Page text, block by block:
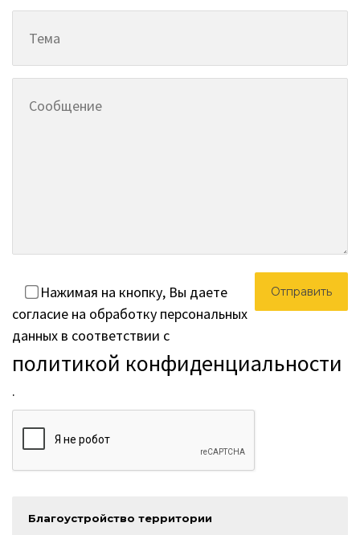
Нажимая на кнопку, Вы даете
согласие на обработку персональных
данных в соответствии с
политикой конфиденциальности
.
Благоустройство территории